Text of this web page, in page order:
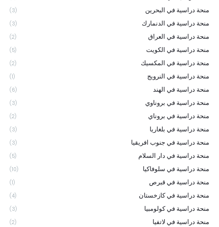
منحة دراسية في البحرين (3)
منحة دراسية في الدنمارك (3)
منحة دراسية في العراق (2)
منحة دراسية في الكويت (5)
منحة دراسية في المكسيك (2)
منحة دراسية في النرويج (1)
منحة دراسية في الهند (6)
منحة دراسية في بروناوي (3)
منحة دراسية في بروناي (2)
منحة دراسية في بلغاريا (3)
منحة دراسية في جنوب افريقيا (3)
منحة دراسية في دار السلام (5)
منحة دراسية في سلوفاكيا (10)
منحة دراسية في قبرص (1)
منحة دراسية في كازخستان (4)
منحة دراسية في كولومبيا (3)
منحة دراسية في لاتفيا (2)